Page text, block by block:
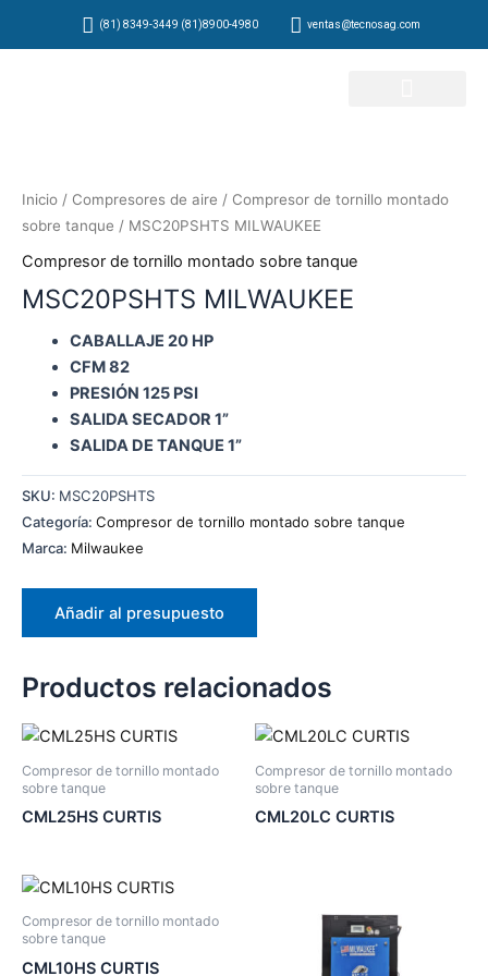
(81) 8349-3449 (81)8900-4980 ventas@tecnosag.com
Inicio / Compresores de aire / Compresor de tornillo montado
sobre tanque / MSC20PSHTS MILWAUKEE
Compresor de tornillo montado sobre tanque
MSC20PSHTS MILWAUKEE
CABALLAJE 20 HP
CFM 82
PRESIÓN 125 PSI
SALIDA SECADOR 1”
SALIDA DE TANQUE 1”
SKU: MSC20PSHTS
Categoría: Compresor de tornillo montado sobre tanque
Marca: Milwaukee
Añadir al presupuesto
Productos relacionados
Compresor de tornillo montado
sobre tanque
CML25HS CURTIS
Compresor de tornillo montado
sobre tanque
CML20LC CURTIS
Compresor de tornillo montado
sobre tanque
CML10HS CURTIS